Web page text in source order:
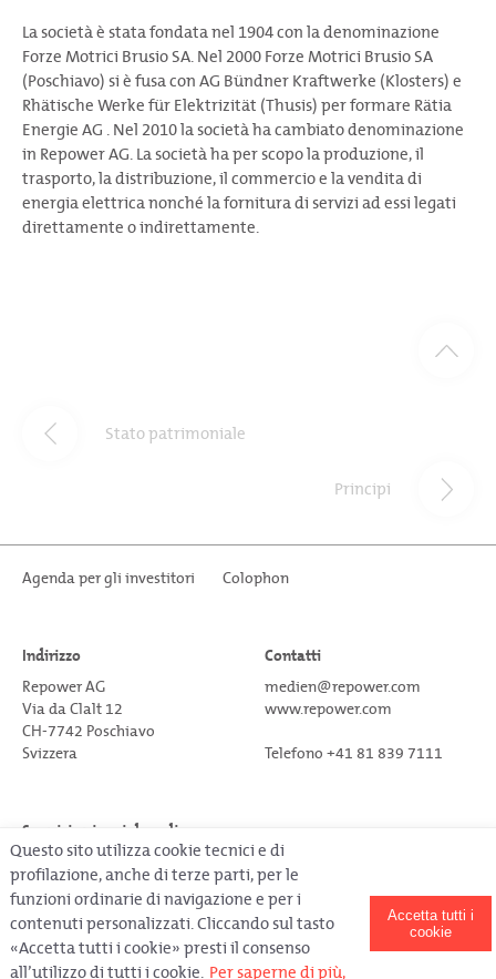
La società è stata fondata nel 1904 con la denominazione
Forze Motrici Brusio SA. Nel 2000 Forze Motrici Brusio SA
(Poschiavo) si è fusa con AG Bündner Kraftwerke (Klosters) e
Rhätische Werke für Elektrizität (Thusis) per formare Rätia
Energie AG . Nel 2010 la società ha cambiato denominazione
in Repower AG. La società ha per scopo la produzione, il
trasporto, la distribuzione, il commercio e la vendita di
energia elettrica nonché la fornitura di servizi ad essi legati
direttamente o indirettamente.
Stato patrimoniale
Principi
Agenda per gli investitori Colophon
Indirizzo
Repower AG
Via da Clalt 12
CH-7742 Poschiavo
Svizzera
Contatti
medien@repower.com
www.repower.com
Telefono +41 81 839 7111
Seguici sui social media
Copyright © Repower 2020. All rights reserved.
Ultimo aggiornamento il 08.04.2021
Questo sito utilizza cookie tecnici e di
profilazione, anche di terze parti, per le
funzioni ordinarie di navigazione e per i
contenuti personalizzati. Cliccando sul tasto
«Accetta tutti i cookie» presti il consenso
all’utilizzo di tutti i cookie. Per saperne di più,
Accetta tutti i
cookie